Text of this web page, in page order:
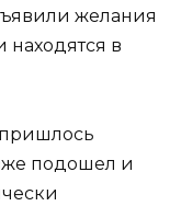
желания
находятся в
подошел и